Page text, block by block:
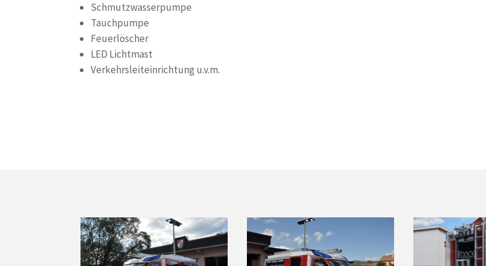
Schmutzwasserpumpe
Tauchpumpe
Feuerlöscher
LED Lichtmast
Verkehrsleiteinrichtung u.v.m.